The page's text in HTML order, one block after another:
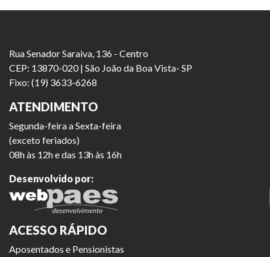
Rua Senador Saraiva, 136 - Centro
CEP: 13870-020 | São João da Boa Vista- SP
Fixo: (19) 3633-6268
ATENDIMENTO
Segunda-feira a Sexta-feira
(exceto feriados)
08h às 12h e das 13h às 16h
Desenvolvido por:
ACESSO RÁPIDO
Aposentados e Pensionistas